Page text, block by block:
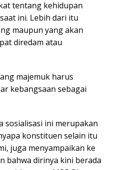
tentang kehidupan
ini. Lebih dari itu
maupun yang akan
diredam atau
majemuk harus
kebangsaan sebagai
sosialisasi ini merupakan
konstituen selain itu
juga menyampaikan ke
bahwa dirinya kini berada